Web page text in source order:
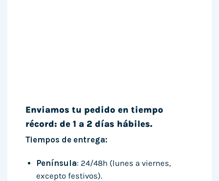
Enviamos tu pedido en tiempo
récord: de 1 a 2 días hábiles.
Tiempos de entrega:
Península: 24/48h (lunes a viernes,
excepto festivos).